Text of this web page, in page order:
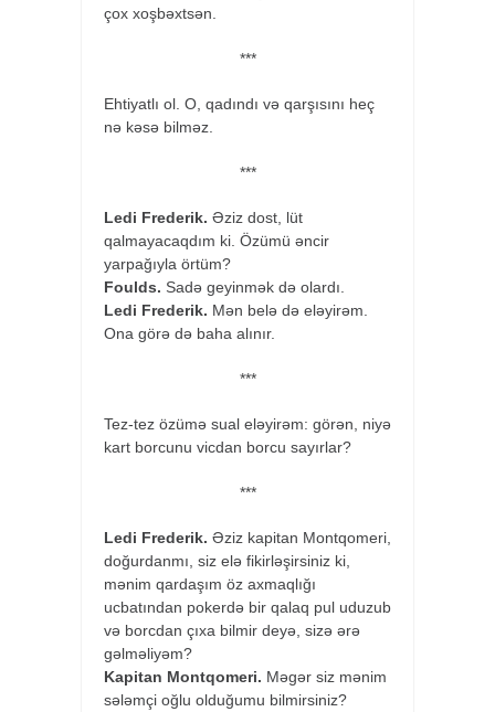
çox xoşbəxtsən.
***
Ehtiyatlı ol. O, qadındı və qarşısını heç
nə kəsə bilməz.
***
Ledi Frederik. Əziz dost, lüt
qalmayacaqdım ki. Özümü əncir
yarpağıyla örtüm?
Foulds. Sadə geyinmək də olardı.
Ledi Frederik. Mən belə də eləyirəm.
Ona görə də baha alınır.
***
Tez-tez özümə sual eləyirəm: görən, niyə
kart borcunu vicdan borcu sayırlar?
***
Ledi Frederik. Əziz kapitan Montqomeri,
doğurdanmı, siz elə fikirləşirsiniz ki,
mənim qardaşım öz axmaqlığı
ucbatından pokerdə bir qalaq pul uduzub
və borcdan çıxa bilmir deyə, sizə ərə
gəlməliyəm?
Kapitan Montqomeri. Məgər siz mənim
sələmçi oğlu olduğumu bilmirsiniz?